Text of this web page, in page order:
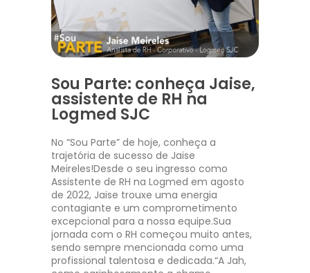
Sou Parte: conheça Jaise,
assistente de RH na
Logmed SJC
No “Sou Parte” de hoje, conheça a
trajetória de sucesso de Jaise
Meireles!Desde o seu ingresso como
Assistente de RH na Logmed em agosto
de 2022, Jaise trouxe uma energia
contagiante e um comprometimento
excepcional para a nossa equipe.Sua
jornada com o RH começou muito antes,
sendo sempre mencionada como uma
profissional talentosa e dedicada.“A Jah,